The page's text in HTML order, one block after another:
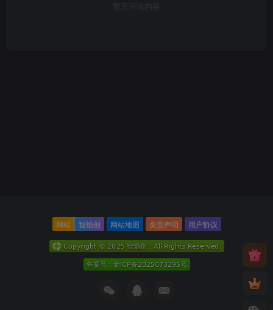
暂无评论内容
网站 智焰创 网站地图 免责声明 用户协议